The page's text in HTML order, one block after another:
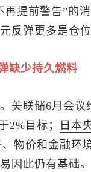
再提前警告”的
反弹更多是仓
缺少持久燃料
美联储6月会议
2%目标；
日本
物价和金融环
因此仍有基础。